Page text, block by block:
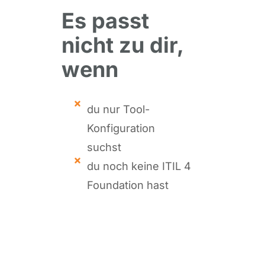
Es passt
nicht zu dir,
wenn
du nur Tool-
Konfiguration
suchst
du noch keine ITIL 4
Foundation hast